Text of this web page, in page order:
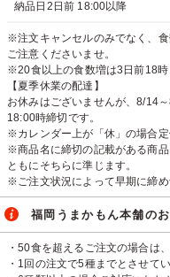
納品日2日前 18:00以降
※注文キャンセルのみでなく、食
ご注意くださいませ。
※20食以上の食数増は3日前18時
【夏季休業の配達】
お休みはございませんが、8/14
18:00時締切です。
※カレンダー上が「休」の場合定
※商品名に締切の記載がある商
ともにそちらに準じます。
※ご注文状況によって早期に締め
福岡うまかもん本舗の
・50食を超えるご注文の場合は
・1回の注文で5種までとさせて